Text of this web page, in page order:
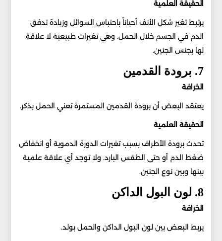
الحقيقة العلمية
يرتبط تغير شكل الأنف أحياناً باحتباس السوائل وزيادة تدفق
الدم في الجسم خلال الحمل. وهي تغيرات طبيعية لا علاقة
لها بجنس الجنين.
7. برودة القدمين
الخرافة
يعتقد البعض أن برودة القدمين المستمرة تعني الحمل بذكر.
الحقيقة العلمية
تحدث برودة الأطراف بسبب تغيرات الدورة الدموية أو انخفاض
ضغط الدم أو حتى الطقس البارد. ولا توجد أي علاقة علمية
بينها وبين نوع الجنين.
8. لون البول الداكن
الخرافة
يربط البعض بين لون البول الداكن والحمل بولد.